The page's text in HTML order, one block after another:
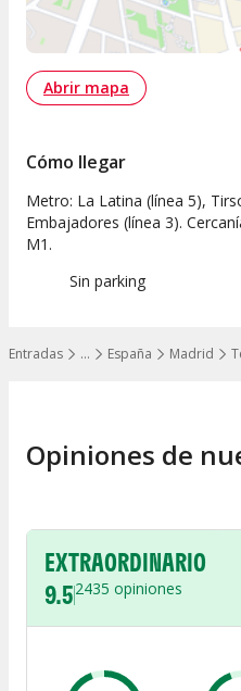
…
Mostrar todos los niveles
Entradas España Madrid
Abrir mapa
Cómo llegar
Metro: La Latina (línea 5),
Embajadores (línea 3).
M1.
Sin parking
Opiniones de
EXTRAORDINARIO
9.52435 opiniones